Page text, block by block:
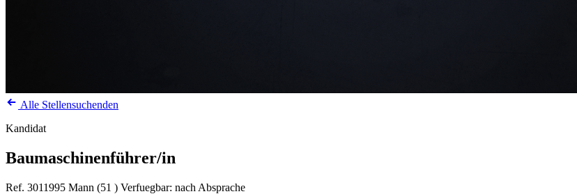
Alle Stellensuchenden
Kandidat
Baumaschinenführer/in
Ref. 3011995 Mann (51 ) Verfuegbar: nach Absprache